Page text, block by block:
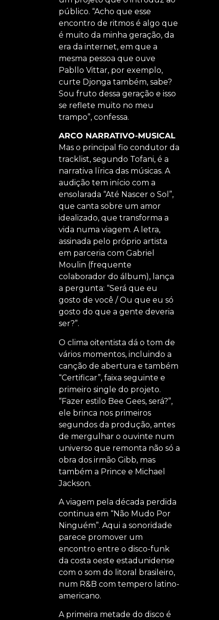
público. “Acho que esse
encontro de ritmos é algo que
é muito da minha geração, da
era da internet, em que a
mesma pessoa que ouve
Pabllo Vittar, por exemplo,
curte Djonga também, sabe?
Sou fruto dessa geração e isso
se reflete muito no meu
trampo”, confessa.
ARCO NARRATIVO-MUSICAL
Mas o principal fio condutor da
tracklist, segundo Tofani, é a
narrativa lírica das músicas. A
audição tem início com a
ensolarada “Até Nascer o Sol”,
que canta sobre um amor
idealizado, que transforma a
vida numa viagem. A letra,
assinada pelo próprio artista
em parceria com Gabriel
Moulin (frequente
colaborador do álbum), lança
a pergunta: “Será que eu
gosto de você / Ou que eu só
gosto do que a gente deveria
ser?”.
O clima oitentista dá o tom de
vários momentos, incluindo a
canção de abertura e também
“Certificar”, faixa seguinte e
primeiro single do projeto.
“Fazer estilo Bee Gees, será?”,
ele brinca nos primeiros
segundos da produção, antes
de mergulhar o ouvinte num
universo que remonta não só a
obra dos irmão Gibb, mas
também a Prince e Michael
Jackson.
A viagem pela década perdida
continua em “Não Mudo Por
Ninguém”. Aqui a sonoridade
parece promover um
encontro entre o disco-funk
da costa oeste estadunidense
com o som do litoral brasileiro,
num R&B com tempero latino-
americano.
A primeira metade do disco é